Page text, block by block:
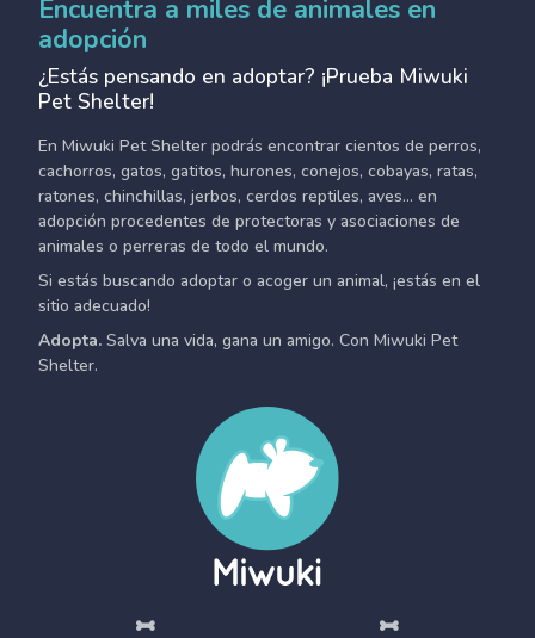
Encuentra a miles de animales en
adopción
¿Estás pensando en adoptar? ¡Prueba Miwuki
Pet Shelter!
En Miwuki Pet Shelter podrás encontrar cientos de perros,
cachorros, gatos, gatitos, hurones, conejos, cobayas, ratas,
ratones, chinchillas, jerbos, cerdos reptiles, aves... en
adopción procedentes de protectoras y asociaciones de
animales o perreras de todo el mundo.
Si estás buscando adoptar o acoger un animal, ¡estás en el
sitio adecuado!
Adopta. Salva una vida, gana un amigo. Con Miwuki Pet
Shelter.